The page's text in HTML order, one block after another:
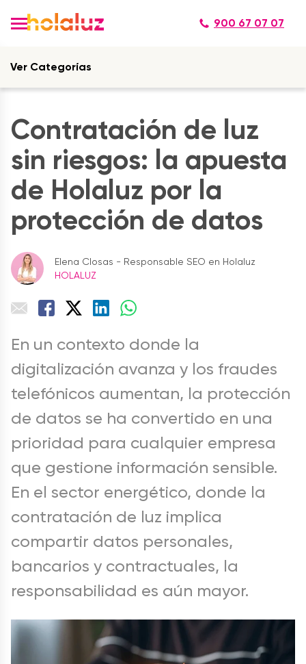
900 67 07 07
Ver Categorías
Contratación de luz
sin riesgos: la apuesta
de Holaluz por la
protección de datos
Elena Closas - Responsable SEO en Holaluz
HOLALUZ
En un contexto donde la
digitalización avanza y los fraudes
telefónicos aumentan, la protección
de datos se ha convertido en una
prioridad para cualquier empresa
que gestione información sensible.
En el sector energético, donde la
contratación de luz implica
compartir datos personales,
bancarios y contractuales, la
responsabilidad es aún mayor.